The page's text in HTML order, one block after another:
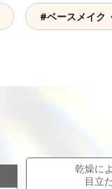
#ベースメイク
乾燥に
目立